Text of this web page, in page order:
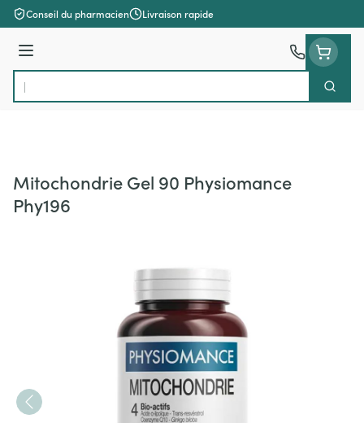
Aller au contenu
Conseil du pharmacien Livraison rapide
Menu
Rechercher
Mitochondrie Gel 90 Physiomance
Phy196